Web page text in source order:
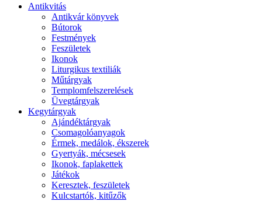
Antikvitás
Antikvár könyvek
Bútorok
Festmények
Feszületek
Ikonok
Liturgikus textiliák
Műtárgyak
Templomfelszerelések
Üvegtárgyak
Kegytárgyak
Ajándéktárgyak
Csomagolóanyagok
Érmek, medálok, ékszerek
Gyertyák, mécsesek
Ikonok, faplakettek
Játékok
Keresztek, feszületek
Kulcstartók, kitűzők